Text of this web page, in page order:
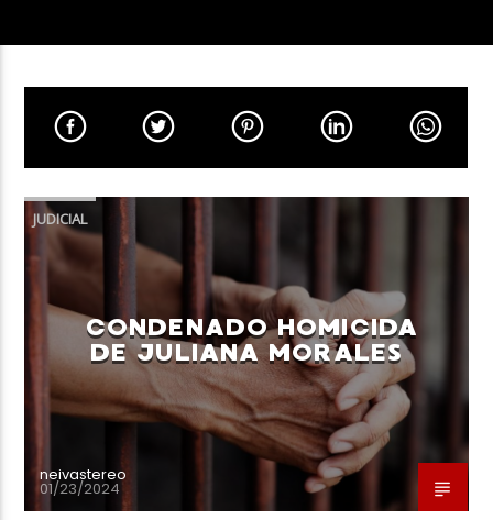
CANCIÓN ACTUAL
TÍTULO
ARTISTA
Neiva Estereo
JUDICIAL
CONDENADO HOMICIDA
DE JULIANA MORALES
neivastereo
01/23/2024